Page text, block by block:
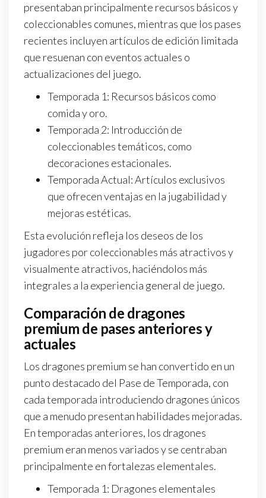
presentaban principalmente recursos básicos y
coleccionables comunes, mientras que los pases
recientes incluyen artículos de edición limitada
que resuenan con eventos actuales o
actualizaciones del juego.
Temporada 1: Recursos básicos como
comida y oro.
Temporada 2: Introducción de
coleccionables temáticos, como
decoraciones estacionales.
Temporada Actual: Artículos exclusivos
que ofrecen ventajas en la jugabilidad y
mejoras estéticas.
Esta evolución refleja los deseos de los
jugadores por coleccionables más atractivos y
visualmente atractivos, haciéndolos más
integrales a la experiencia general de juego.
Comparación de dragones
premium de pases anteriores y
actuales
Los dragones premium se han convertido en un
punto destacado del Pase de Temporada, con
cada temporada introduciendo dragones únicos
que a menudo presentan habilidades mejoradas.
En temporadas anteriores, los dragones
premium eran menos variados y se centraban
principalmente en fortalezas elementales.
Temporada 1: Dragones elementales